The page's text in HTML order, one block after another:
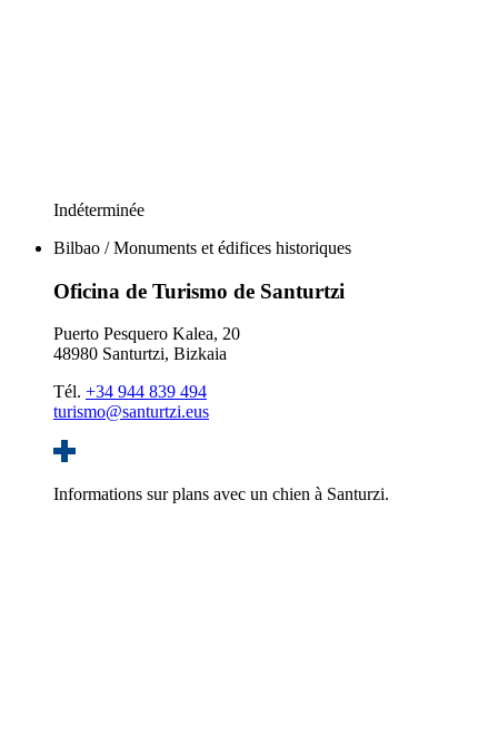
Indéterminée
Bilbao / Monuments et édifices historiques
Oficina de Turismo de Santurtzi
Puerto Pesquero Kalea, 20
48980 Santurtzi, Bizkaia
Tél. +34 944 839 494
turismo@santurtzi.eus
Informations sur plans avec un chien à Santurzi.